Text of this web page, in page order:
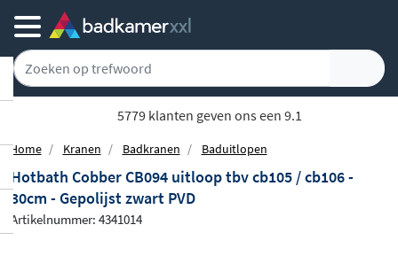
5779 klanten geven ons een 9.1
Home Kranen Badkranen Baduitlopen
Hotbath Cobber CB094 uitloop tbv cb105 / cb106 -
30cm - Gepolijst zwart PVD
Artikelnummer: 4341014